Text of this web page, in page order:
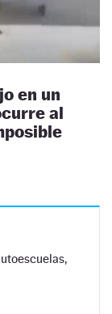
en un
al